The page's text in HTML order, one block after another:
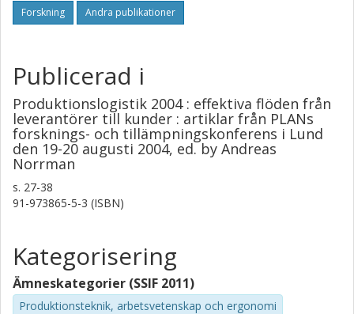
Forskning Andra publikationer
Publicerad i
Produktionslogistik 2004 : effektiva flöden från
leverantörer till kunder : artiklar från PLANs
forsknings- och tillämpningskonferens i Lund
den 19-20 augusti 2004, ed. by Andreas
Norrman
s. 27-38
91-973865-5-3 (ISBN)
Kategorisering
Ämneskategorier (SSIF 2011)
Produktionsteknik, arbetsvetenskap och ergonomi